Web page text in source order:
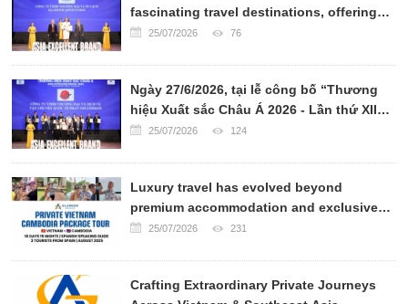
fascinating travel destinations, offering
breathtaking landscapes, rich cultural
25/07/2026 76
Ngày 27/6/2026, tại lễ công bố “Thương
hiệu Xuất sắc Châu Á 2026 - Lần thứ XII”,
CÔNG TY VẬN CHUYỂN QUỐC TẾ PHAN
CHUYỂN UY TÍN CHÂU Á 2026.
25/07/2026 124
Luxury travel has evolved beyond
premium accommodation and exclusive
transportation. Today, sophisticated
cultural connections.
25/07/2026 231
Crafting Extraordinary Private Journeys